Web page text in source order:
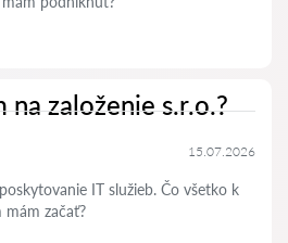
založenie s.r.o.?
15.07.2026
IT služieb. Čo všetko k
začať?